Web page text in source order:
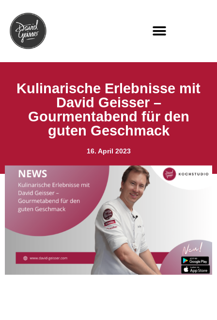
Kulinarische Erlebnisse mit
David Geisser –
Gourmentabend für den
guten Geschmack
16. April 2023